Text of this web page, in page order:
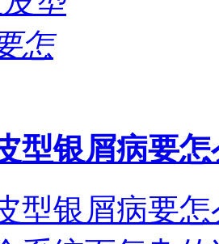
型银屑病要
型银屑病要